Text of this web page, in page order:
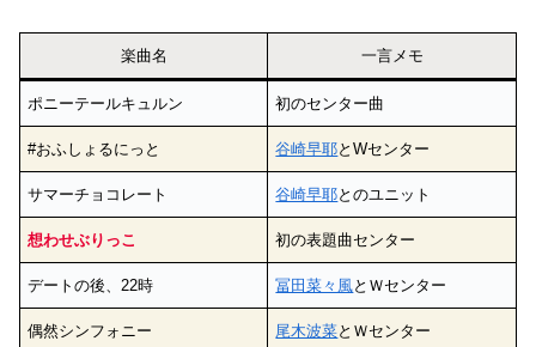
楽曲名 一言メモ
ポニーテールキュルン 初のセンター曲
#おふしょるにっと 谷崎早耶とWセンター
サマーチョコレート 谷崎早耶とのユニット
想わせぶりっこ 初の表題曲センター
デートの後、22時 冨田菜々風とＷセンター
偶然シンフォニー 尾木波菜とＷセンター